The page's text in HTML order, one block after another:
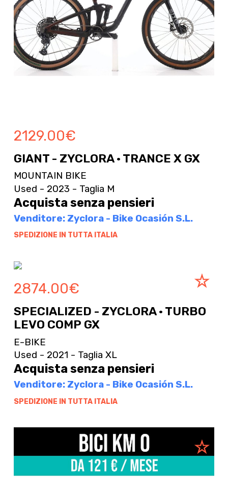
2129.00€
GIANT - ZYCLORA · TRANCE X GX
MOUNTAIN BIKE
Used - 2023 - Taglia M
Acquista senza pensieri
Venditore: Zyclora - Bike Ocasión S.L.
SPEDIZIONE IN TUTTA ITALIA
2874.00€
SPECIALIZED - ZYCLORA · TURBO
LEVO COMP GX
E-BIKE
Used - 2021 - Taglia XL
Acquista senza pensieri
Venditore: Zyclora - Bike Ocasión S.L.
SPEDIZIONE IN TUTTA ITALIA